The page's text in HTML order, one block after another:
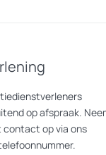
op afspraak.
contact op via ons